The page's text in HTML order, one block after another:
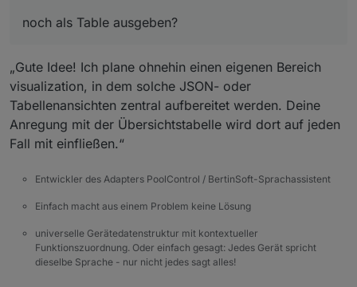
noch als Table ausgeben?
„Gute Idee! Ich plane ohnehin einen eigenen Bereich
visualization, in dem solche JSON- oder
Tabellenansichten zentral aufbereitet werden. Deine
Anregung mit der Übersichtstabelle wird dort auf jeden
Fall mit einfließen.“
Entwickler des Adapters PoolControl / BertinSoft-Sprachassistent
Einfach macht aus einem Problem keine Lösung
universelle Gerätedatenstruktur mit kontextueller
Funktionszuordnung. Oder einfach gesagt: Jedes Gerät spricht
dieselbe Sprache - nur nicht jedes sagt alles!